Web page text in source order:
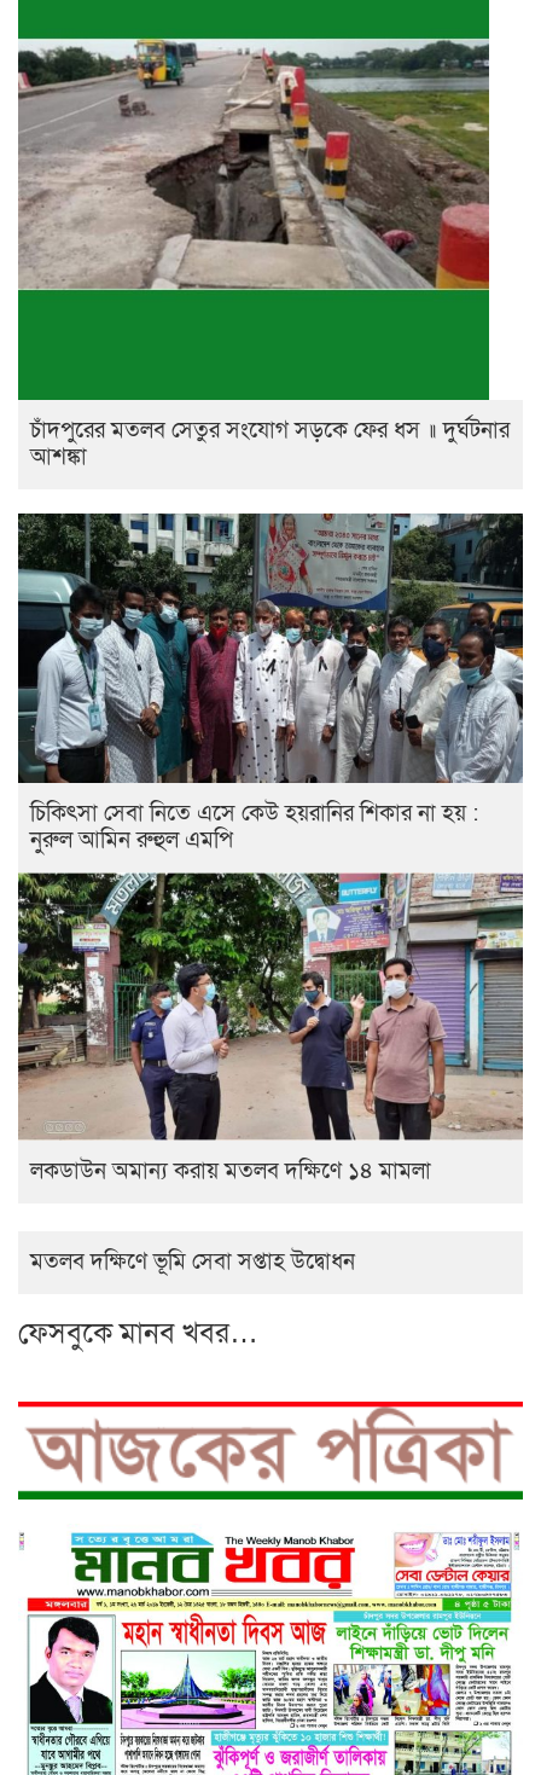
চাঁদপুরের মতলব সেতুর সংযোগ সড়কে ফের ধস ॥ দুর্ঘটনার
আশঙ্কা
চিকিৎসা সেবা নিতে এসে কেউ হয়রানির শিকার না হয় :
নুরুল আমিন রুহুল এমপি
লকডাউন অমান্য করায় মতলব দক্ষিণে ১৪ মামলা
মতলব দক্ষিণে ভূমি সেবা সপ্তাহ উদ্বোধন
ফেসবুকে মানব খবর…